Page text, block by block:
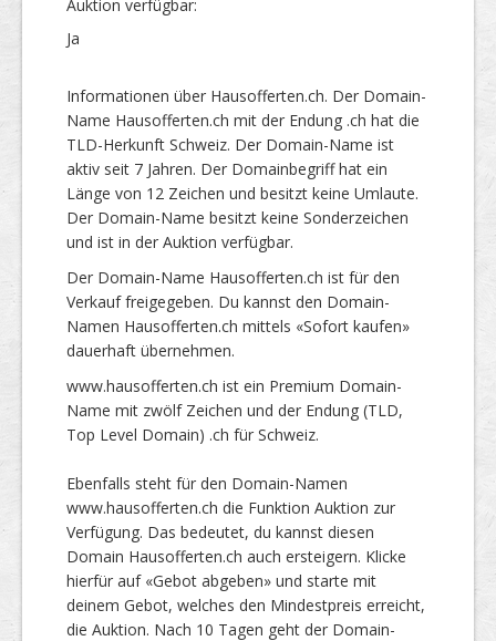
Auktion verfügbar:
Ja
Informationen über Hausofferten.ch. Der Domain-
Name Hausofferten.ch mit der Endung .ch hat die
TLD-Herkunft Schweiz. Der Domain-Name ist
aktiv seit 7 Jahren. Der Domainbegriff hat ein
Länge von 12 Zeichen und besitzt keine Umlaute.
Der Domain-Name besitzt keine Sonderzeichen
und ist in der Auktion verfügbar.
Der Domain-Name Hausofferten.ch ist für den
Verkauf freigegeben. Du kannst den Domain-
Namen Hausofferten.ch mittels «Sofort kaufen»
dauerhaft übernehmen.
www.hausofferten.ch ist ein Premium Domain-
Name mit zwölf Zeichen und der Endung (TLD,
Top Level Domain) .ch für Schweiz.
Ebenfalls steht für den Domain-Namen
www.hausofferten.ch die Funktion Auktion zur
Verfügung. Das bedeutet, du kannst diesen
Domain Hausofferten.ch auch ersteigern. Klicke
hierfür auf «Gebot abgeben» und starte mit
deinem Gebot, welches den Mindestpreis erreicht,
die Auktion. Nach 10 Tagen geht der Domain-